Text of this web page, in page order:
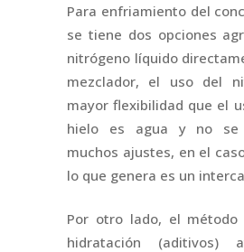
Para enfriamiento del
se tiene dos opciones
nitrógeno líquido
mezclador, el uso del
mayor flexibilidad que el
hielo es agua y no se
muchos ajustes, en el
lo que genera es un
Por otro lado, el
hidratación (aditivos)